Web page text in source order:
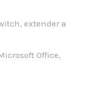
extender a
Office,